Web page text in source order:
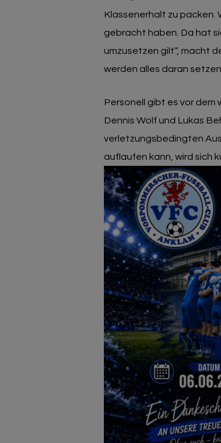
Klassenerhalt zu packen.
gebracht haben. Da hat
umzusetzen gilt“, macht
werden alles daran
Personell gibt es vor dem
Dennis Wolf und Lukas
verletzungsbedingten
auflaufen kann, wird sich